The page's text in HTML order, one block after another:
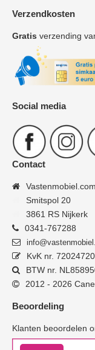
Verzendkosten
Gratis verzending
Social media
Contact
Vastenmobiel.com
Smitspol 20
3861 RS Nijkerk
0341-767288
KvK nr. 72024720
BTW nr.
2012 - 2026
Beoordeling
Klanten beoordelen